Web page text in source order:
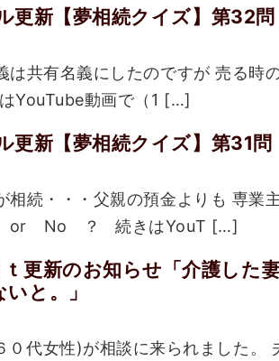
更新【夢相続クイズ】第32問
は共有名義にしたのですが 売る時
動画で（1 […]
更新【夢相続クイズ】第31問
相続・・・父親の預金よりも 専業
or No ？ 続きはYouT […]
更新のお知らせ「介護した
と。」
代女性)が相談に来られました。